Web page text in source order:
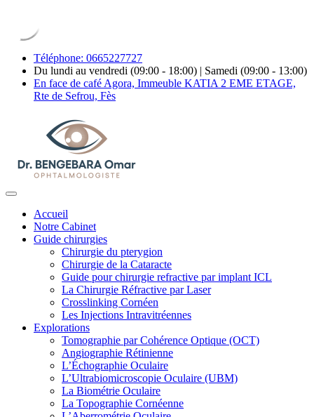
Téléphone: 0665227727
Du lundi au vendredi (09:00 - 18:00) | Samedi (09:00 - 13:00)
En face de café Agora, Immeuble KATIA 2 EME ETAGE,
Rte de Sefrou, Fès
Accueil
Notre Cabinet
Guide chirurgies
Chirurgie du pterygion
Chirurgie de la Cataracte
Guide pour chirurgie refractive par implant ICL
La Chirurgie Réfractive par Laser
Crosslinking Cornéen
Les Injections Intravitréennes
Explorations
Tomographie par Cohérence Optique (OCT)
Angiographie Rétinienne
L’Échographie Oculaire
L’Ultrabiomicroscopie Oculaire (UBM)
La Biométrie Oculaire
La Topographie Cornéenne